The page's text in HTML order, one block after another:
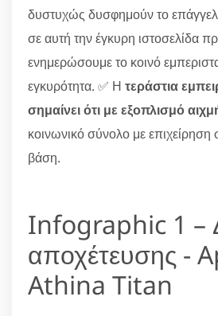
δυστυχώς δυσφημούν το
σε αυτή την έγκυρη ιστοσελίδα
ενημερώσουμε το κοινό
εγκυρότητα. ✅ Η τεράστια
σημαίνει ότι με εξοπλισμό
κοινωνικό σύνολο με επιχείρηση
βάση.
Infographic 1 –
αποχέτευσης -
Athina Titan